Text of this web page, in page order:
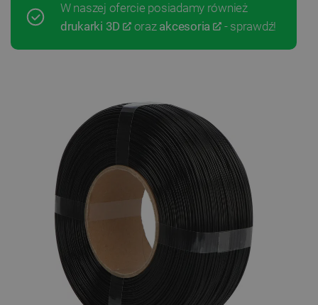
W naszej ofercie posiadamy również
drukarki 3D
oraz akcesoria - sprawdź!